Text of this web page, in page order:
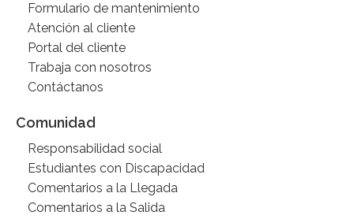
Formulario de mantenimiento
Atención al cliente
Portal del cliente
Trabaja con nosotros
Contáctanos
Comunidad
Responsabilidad social
Estudiantes con Discapacidad
Comentarios a la Llegada
Comentarios a la Salida